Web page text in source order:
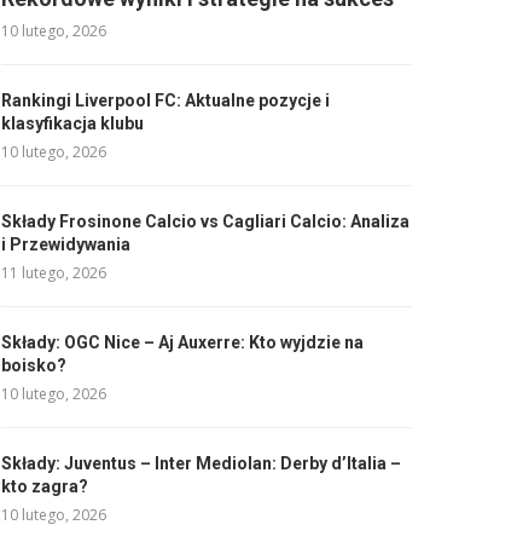
10 lutego, 2026
Rankingi Liverpool FC: Aktualne pozycje i
klasyfikacja klubu
10 lutego, 2026
Składy Frosinone Calcio vs Cagliari Calcio: Analiza
i Przewidywania
11 lutego, 2026
Składy: OGC Nice – Aj Auxerre: Kto wyjdzie na
boisko?
10 lutego, 2026
Składy: Juventus – Inter Mediolan: Derby d’Italia –
kto zagra?
10 lutego, 2026